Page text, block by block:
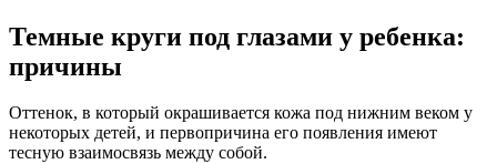
Темные круги под глазами у ребенка:
причины
Оттенок, в который окрашивается кожа под нижним веком у
некоторых детей, и первопричина его появления имеют
тесную взаимосвязь между собой.